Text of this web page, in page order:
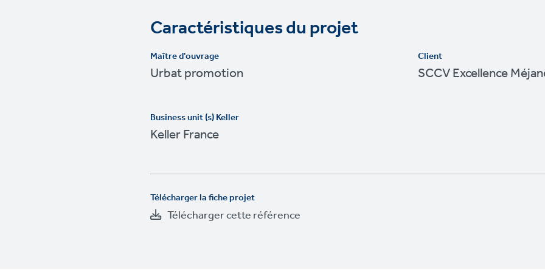
Caractéristiques du projet
Maître d'ouvrage
Urbat promotion
Business unit (s) Keller
Keller France
Client
SCCV Excellence
Télécharger la fiche projet
Télécharger cette référence